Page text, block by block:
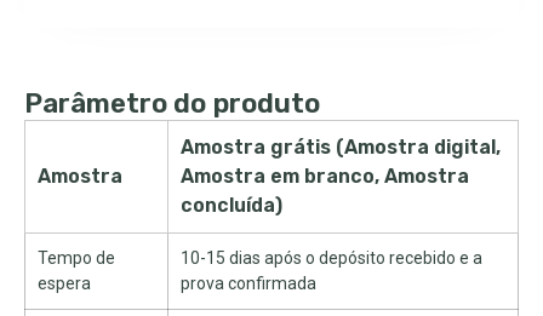
Parâmetro do produto
Amostra
Amostra grátis (Amostra digital,
Amostra em branco, Amostra
concluída)
Tempo de
espera
10-15 dias após o depósito recebido e a
prova confirmada